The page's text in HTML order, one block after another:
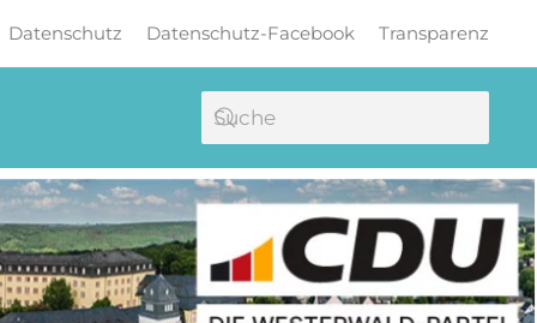
Datenschutz Datenschutz-Facebook Transparenz